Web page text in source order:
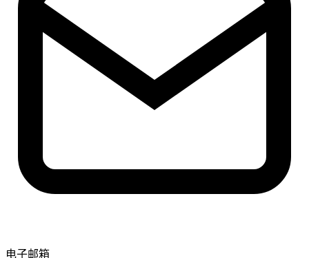
电子邮箱